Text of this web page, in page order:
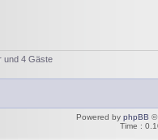
und 4 Gäste
Powered by phpBB ©
Time :